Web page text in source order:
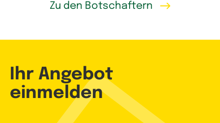
Zu den Botschaftern
Ihr Angebot
einmelden